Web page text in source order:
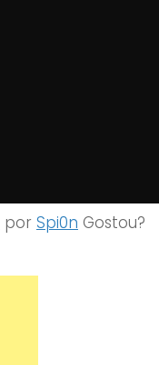
por Spi0n Gostou?